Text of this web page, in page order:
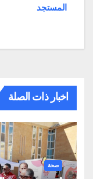
المستجد
اخبار ذات الصلة
صحة